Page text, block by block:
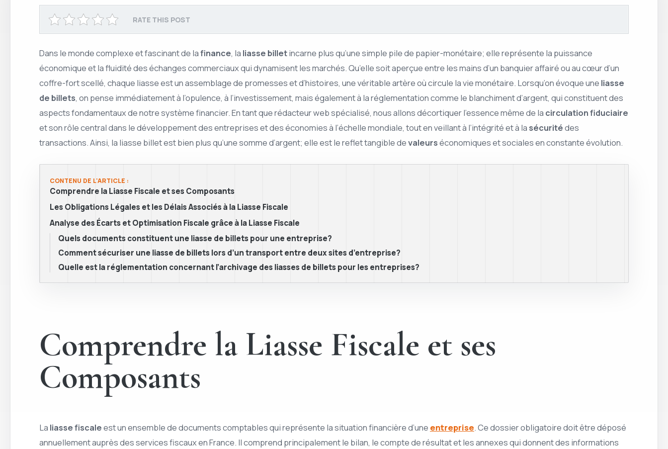
RATE THIS POST
Dans le monde complexe et fascinant de lafinance, la liasse billetincarne plus qu’une simple pile de papier-monétaire; elle représente la puissance
économique et la fluidité des échanges commerciaux qui dynamisent les marchés. Qu’elle soit aperçue entre les mains d’un banquier affairé ou au cœur d’un
coffre-fort scellé, chaque liasse est un assemblage de promesses et d’histoires, une véritable artère où circule la vie monétaire. Lorsqu’on évoque une liasse
de billets, on pense immédiatement à l’opulence, à l’investissement, mais également à la réglementation comme le blanchiment d’argent, qui constituent des
aspects fondamentaux de notre système financier. En tant que rédacteur web spécialisé, nous allons décortiquer l’essence même de la circulation fiduciaire
et son rôle central dans le développement des entreprises et des économies à l’échelle mondiale, tout en veillant à l’intégrité et à la sécuritédes
transactions. Ainsi, la liasse billet est bien plus qu’une somme d’argent; elle est le reflet tangible devaleurséconomiques et sociales en constante évolution.
CONTENU DE L'ARTICLE :
Comprendre la Liasse Fiscale et ses Composants
Les Obligations Légales et les Délais Associés à la Liasse Fiscale
Analyse des Écarts et Optimisation Fiscale grâce à la Liasse Fiscale
Quels documents constituent une liasse de billets pour une entreprise?
Comment sécuriser une liasse de billets lors d’un transport entre deux sites d’entreprise?
Quelle est la réglementation concernant l’archivage des liasses de billets pour les entreprises?
Comprendre la Liasse Fiscale et ses
Composants
La liasse fiscaleest un ensemble de documents comptables qui représente la situation financière d’une entreprise. Ce dossier obligatoire doit être déposé
annuellement auprès des services fiscaux en France. Il comprend principalement le bilan, le compte de résultat et les annexes qui donnent des informations